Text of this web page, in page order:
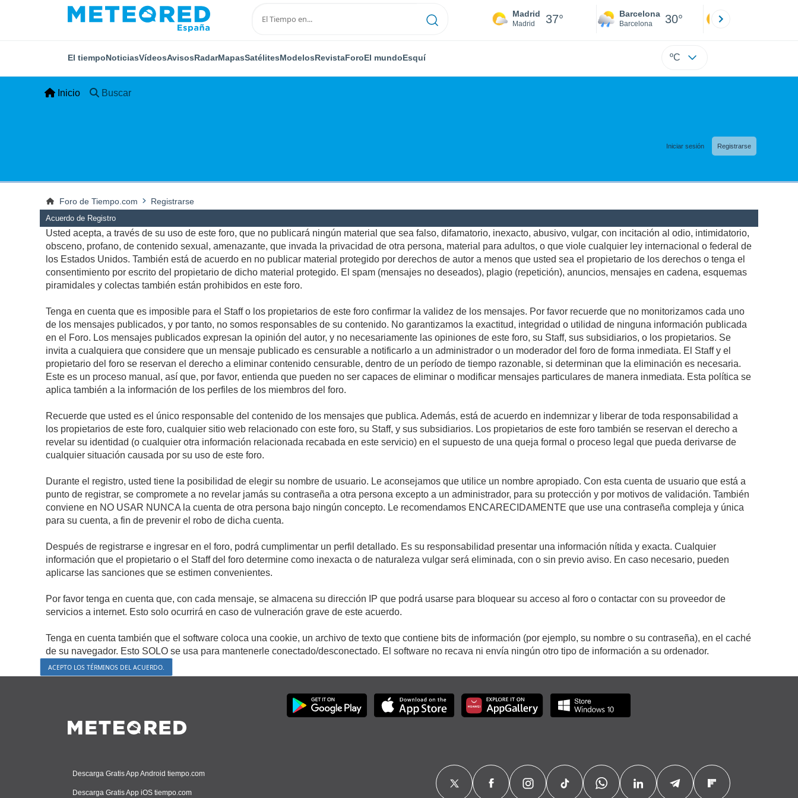
Madrid
Madrid 37° Barcelona
Barcelona 30°
El tiempoNoticiasVídeosAvisosRadarMapasSatélitesModelosRevistaForoEl mundoEsquí ºC
Inicio Buscar
Iniciar sesión Registrarse
Foro de Tiempo.com Registrarse
Acuerdo de Registro
Usted acepta, a través de su uso de este foro, que no publicará ningún material que sea falso, difamatorio, inexacto, abusivo, vulgar, con incitación al odio, intimidatorio,
obsceno, profano, de contenido sexual, amenazante, que invada la privacidad de otra persona, material para adultos, o que viole cualquier ley internacional o federal de
los Estados Unidos. También está de acuerdo en no publicar material protegido por derechos de autor a menos que usted sea el propietario de los derechos o tenga el
consentimiento por escrito del propietario de dicho material protegido. El spam (mensajes no deseados), plagio (repetición), anuncios, mensajes en cadena, esquemas
piramidales y colectas también están prohibidos en este foro.
Tenga en cuenta que es imposible para el Staff o los propietarios de este foro confirmar la validez de los mensajes. Por favor recuerde que no monitorizamos cada uno
de los mensajes publicados, y por tanto, no somos responsables de su contenido. No garantizamos la exactitud, integridad o utilidad de ninguna información publicada
en el Foro. Los mensajes publicados expresan la opinión del autor, y no necesariamente las opiniones de este foro, su Staff, sus subsidiarios, o los propietarios. Se
invita a cualquiera que considere que un mensaje publicado es censurable a notificarlo a un administrador o un moderador del foro de forma inmediata. El Staff y el
propietario del foro se reservan el derecho a eliminar contenido censurable, dentro de un período de tiempo razonable, si determinan que la eliminación es necesaria.
Este es un proceso manual, así que, por favor, entienda que pueden no ser capaces de eliminar o modificar mensajes particulares de manera inmediata. Esta política se
aplica también a la información de los perfiles de los miembros del foro.
Recuerde que usted es el único responsable del contenido de los mensajes que publica. Además, está de acuerdo en indemnizar y liberar de toda responsabilidad a
los propietarios de este foro, cualquier sitio web relacionado con este foro, su Staff, y sus subsidiarios. Los propietarios de este foro también se reservan el derecho a
revelar su identidad (o cualquier otra información relacionada recabada en este servicio) en el supuesto de una queja formal o proceso legal que pueda derivarse de
cualquier situación causada por su uso de este foro.
Durante el registro, usted tiene la posibilidad de elegir su nombre de usuario. Le aconsejamos que utilice un nombre apropiado. Con esta cuenta de usuario que está a
punto de registrar, se compromete a no revelar jamás su contraseña a otra persona excepto a un administrador, para su protección y por motivos de validación. También
conviene en NO USAR NUNCA la cuenta de otra persona bajo ningún concepto. Le recomendamos ENCARECIDAMENTE que use una contraseña compleja y única
para su cuenta, a fin de prevenir el robo de dicha cuenta.
Después de registrarse e ingresar en el foro, podrá cumplimentar un perfil detallado. Es su responsabilidad presentar una información nítida y exacta. Cualquier
información que el propietario o el Staff del foro determine como inexacta o de naturaleza vulgar será eliminada, con o sin previo aviso. En caso necesario, pueden
aplicarse las sanciones que se estimen convenientes.
Por favor tenga en cuenta que, con cada mensaje, se almacena su dirección IP que podrá usarse para bloquear su acceso al foro o contactar con su proveedor de
servicios a internet. Esto solo ocurrirá en caso de vulneración grave de este acuerdo.
Tenga en cuenta también que el software coloca una cookie, un archivo de texto que contiene bits de información (por ejemplo, su nombre o su contraseña), en el caché
de su navegador. Esto SOLO se usa para mantenerle conectado/desconectado. El software no recava ni envía ningún otro tipo de información a su ordenador.
Descarga Gratis App Android tiempo.com
Descarga Gratis App iOS tiempo.com